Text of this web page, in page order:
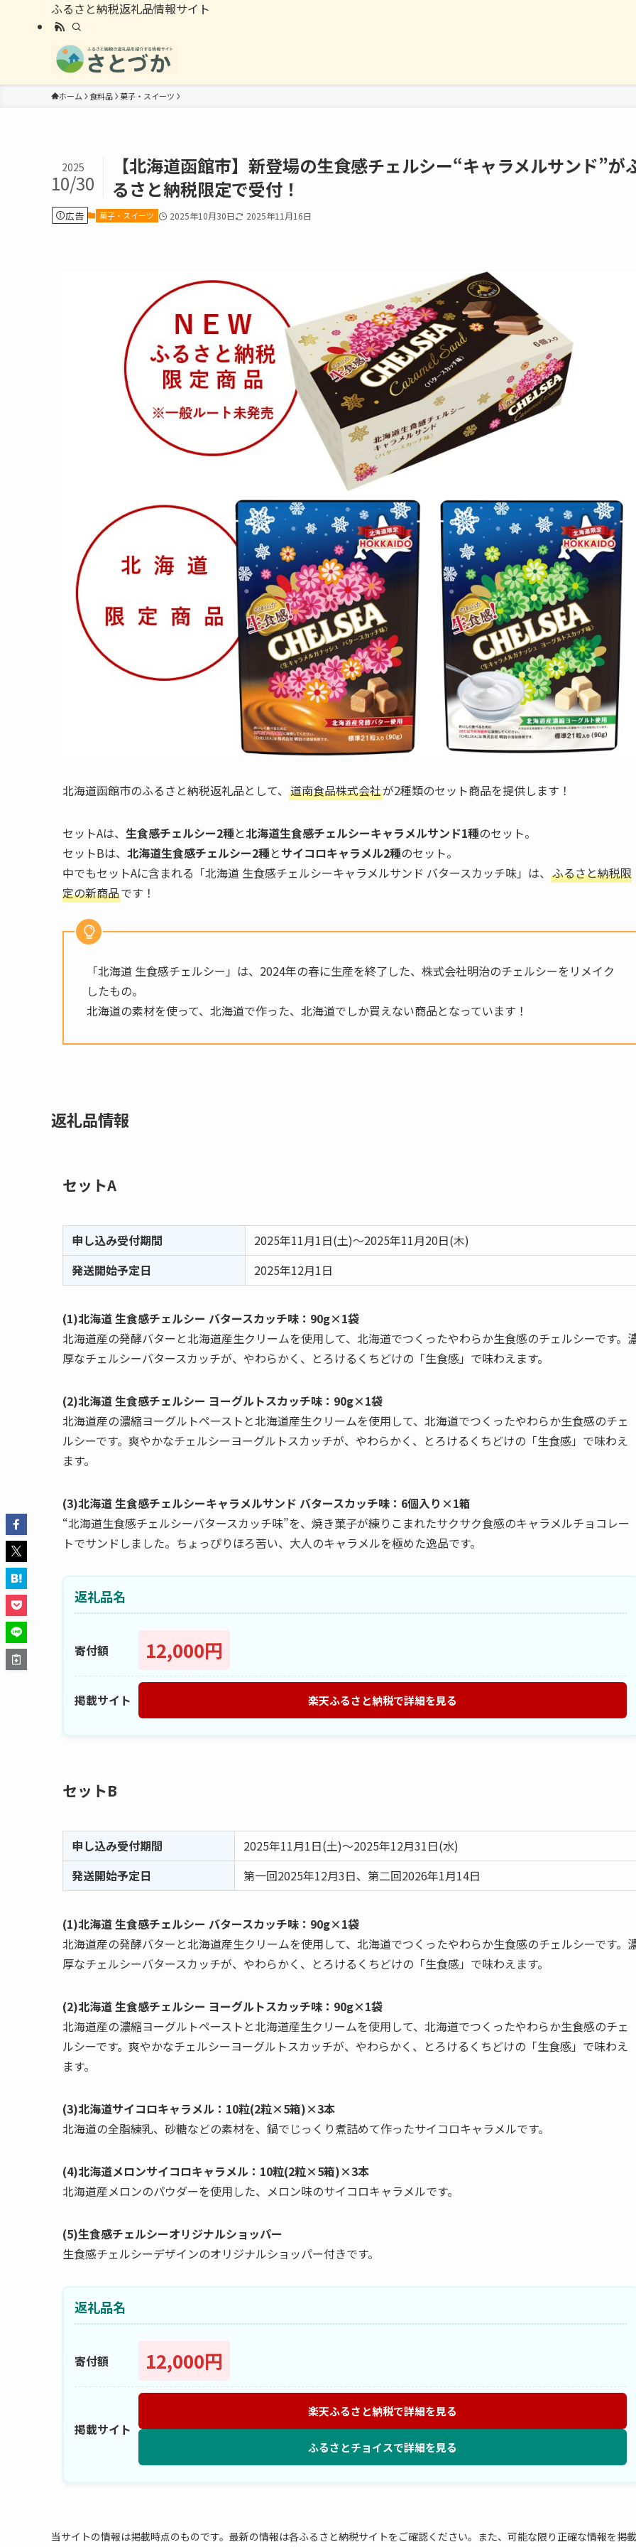
ふるさと納税返礼品情報サイト
ホーム 食料品 菓子・スイーツ
【北海道函館市】新登場の生食感チェルシー“キャラメルサンド”が
るさと納税限定で受付！
2025
10/30
広告 菓子・スイーツ 2025年10月30日 2025年11月16日
北海道函館市のふるさと納税返礼品として、 道南食品株式会社が2種類のセット商品を提供します！
セットAは、 生食感チェルシー2種と北海道生食感チェルシーキャラメルサンド1種のセット。
セットBは、 北海道生食感チェルシー2種とサイコロキャラメル2種のセット。
中でもセットAに含まれる「北海道 生食感チェルシーキャラメルサンド バタースカッチ味」は、 ふるさと納税限
定の新商品です！
「北海道 生食感チェルシー」は、2024年の春に生産を終了した、株式会社明治のチェルシーをリメイク
したもの。
北海道の素材を使って、北海道で作った、北海道でしか買えない商品となっています！
返礼品情報
セットA
申し込み受付期間
2025年11月1日(土)～2025年11月20日(木)
発送開始予定日
2025年12月1日
(1)北海道 生食感チェルシー バタースカッチ味：90g×1袋
北海道産の発酵バターと北海道産生クリームを使用して、北海道でつくったやわらか生食感のチェルシーです。
厚なチェルシーバタースカッチが、やわらかく、とろけるくちどけの「生食感」で味わえます。
(2)北海道 生食感チェルシー ヨーグルトスカッチ味：90g×1袋
北海道産の濃縮ヨーグルトペーストと北海道産生クリームを使用して、北海道でつくったやわらか生食感のチェ
ルシーです。爽やかなチェルシーヨーグルトスカッチが、やわらかく、とろけるくちどけの「生食感」で味わえ
ます。
(3)北海道 生食感チェルシーキャラメルサンド バタースカッチ味：6個入り×1箱
“北海道生食感チェルシーバタースカッチ味”を、焼き菓子が練りこまれたサクサク食感のキャラメルチョコレー
トでサンドしました。ちょっぴりほろ苦い、大人のキャラメルを極めた逸品です。
返礼品名
寄付額 12,000円
掲載サイト 楽天ふるさと納税で詳細を見る
セットB
申し込み受付期間
2025年11月1日(土)～2025年12月31日(水)
発送開始予定日
第一回2025年12月3日、第二回2026年1月14日
(1)北海道 生食感チェルシー バタースカッチ味：90g×1袋
北海道産の発酵バターと北海道産生クリームを使用して、北海道でつくったやわらか生食感のチェルシーです。
厚なチェルシーバタースカッチが、やわらかく、とろけるくちどけの「生食感」で味わえます。
(2)北海道 生食感チェルシー ヨーグルトスカッチ味：90g×1袋
北海道産の濃縮ヨーグルトペーストと北海道産生クリームを使用して、北海道でつくったやわらか生食感のチェ
ルシーです。爽やかなチェルシーヨーグルトスカッチが、やわらかく、とろけるくちどけの「生食感」で味わえ
ます。
(3)北海道サイコロキャラメル：10粒(2粒×5箱)×3本
北海道の全脂練乳、砂糖などの素材を、鍋でじっくり煮詰めて作ったサイコロキャラメルです。
(4)北海道メロンサイコロキャラメル：10粒(2粒×5箱)×3本
北海道産メロンのパウダーを使用した、メロン味のサイコロキャラメルです。
(5)生食感チェルシーオリジナルショッパー
生食感チェルシーデザインのオリジナルショッパー付きです。
返礼品名
寄付額 12,000円
掲載サイト
楽天ふるさと納税で詳細を見る
ふるさとチョイスで詳細を見る
当サイトの情報は掲載時点のものです。最新の情報は各ふるさと納税サイトをご確認ください。また、可能な限り正確な情報を掲